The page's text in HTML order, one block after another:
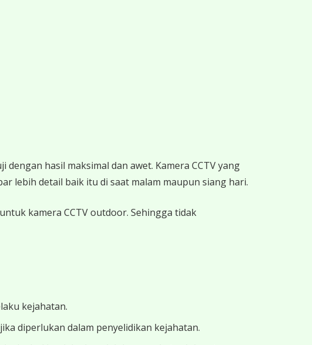
hasil maksimal dan awet. Kamera CCTV yang
lebih detail baik itu di saat malam maupun siang hari.
kamera CCTV outdoor. Sehingga tidak
kejahatan.
diperlukan dalam penyelidikan kejahatan.